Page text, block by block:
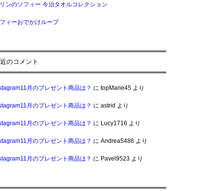
ンのソフィー 今治タオルコレクション
ィーおでかけループ
のコメント
月のプレゼント商品は？ に topMarie45 より
月のプレゼント商品は？ に astrid より
月のプレゼント商品は？ に Lucy1716 より
月のプレゼント商品は？ に Andrea5486 より
月のプレゼント商品は？ に Pavel9523 より